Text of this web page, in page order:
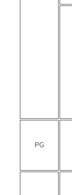
PG